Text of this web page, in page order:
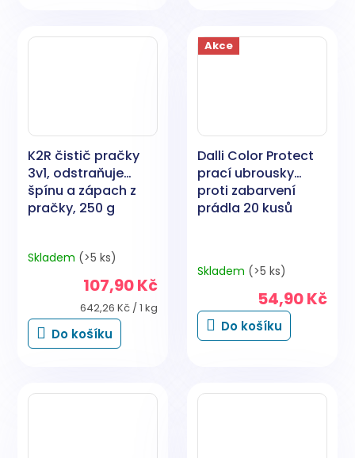
K2R čistič pračky
3v1, odstraňuje
špínu a zápach z
pračky, 250 g
Průměrné
5,0
5
Skladem (>5 ks)
107,90 Kč
Měrná
cena:
642,26 Kč / 1 kg
Do košíku
Akce
Dalli Color Protect
prací ubrousky
proti zabarvení
prádla 20 kusů
Skladem (>5 ks)
54,90 Kč
Do košíku